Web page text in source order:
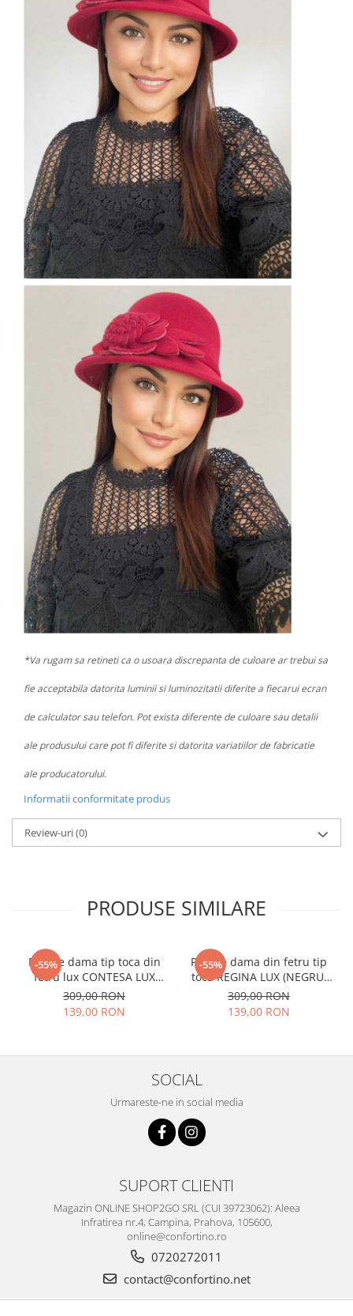
*Va rugam sa retineti ca o usoara discrepanta de culoare ar trebui sa
fie acceptabila datorita luminii si luminozitatii diferite a fiecarui ecran
de calculator sau telefon. Pot exista diferente de culoare sau detalii
ale produsului care pot fi diferite si datorita variatiilor de fabricatie
ale producatorului.
Informatii conformitate produs
Review-uri(0)
PRODUSE SIMILARE
-55%
Palarie dama tip toca din
fetru lux CONTESA LUX
(GRENA) - marime unica,
reglabila
309,00 RON
139,00 RON
-55%
Palarie dama din fetru tip
toca REGINA LUX (NEGRU,
14 culori) - marime unica,
reglabila
309,00 RON
139,00 RON
SOCIAL
Urmareste-ne in social media
SUPORT CLIENTI
Magazin ONLINE SHOP2GO SRL (CUI 39723062): Aleea
Infratirea nr.4, Campina, Prahova, 105600,
online@confortino.ro
0720272011
contact@confortino.net